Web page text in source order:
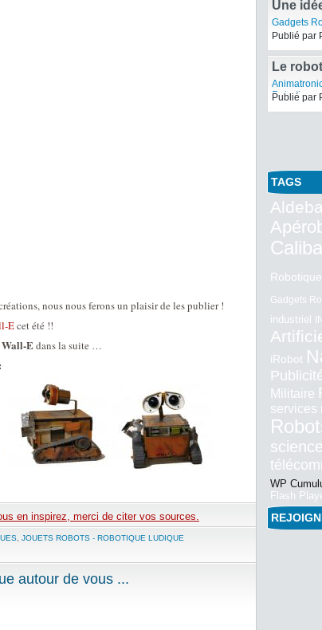
nous nous ferons un plaisir de les publier !
Ecet été !!
Wall-Edans la suite …
en inspirez, merci de citer vos sources.
JOUETS ROBOTS - ROBOTIQUE LUDIQUE
autour de vous ...
Une
Gadgets
Publié par
Le
TAGS
Robotique
Gadgets
industriel
iRobot
Militaire
services
WP
Flash